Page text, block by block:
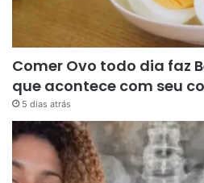
Comer Ovo todo dia faz
que acontece com seu
5 dias atrás